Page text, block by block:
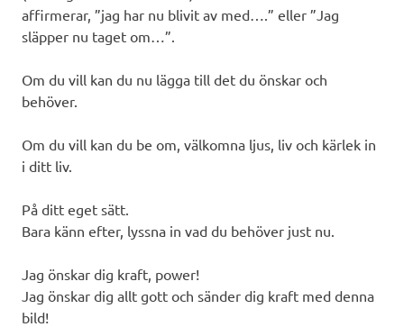
affirmerar, ”jag har nu blivit av med….” eller ”Jag
släpper nu taget om…”.
Om du vill kan du nu lägga till det du önskar och
behöver.
Om du vill kan du be om, välkomna ljus, liv och kärlek in
i ditt liv.
På ditt eget sätt.
Bara känn efter, lyssna in vad du behöver just nu.
Jag önskar dig kraft, power!
Jag önskar dig allt gott och sänder dig kraft med denna
bild!